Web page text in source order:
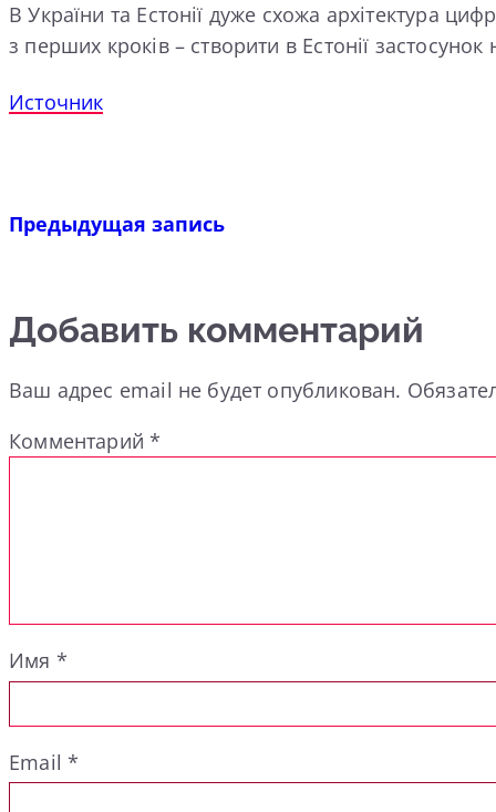
В України та Естонії дуже схожа архітектура
з перших кроків – створити в Естонії застосунок
Источник
Предыдущая запись
Добавить комментарий
Ваш адрес email не будет опубликован.
Комментарий*
Имя *
Email*